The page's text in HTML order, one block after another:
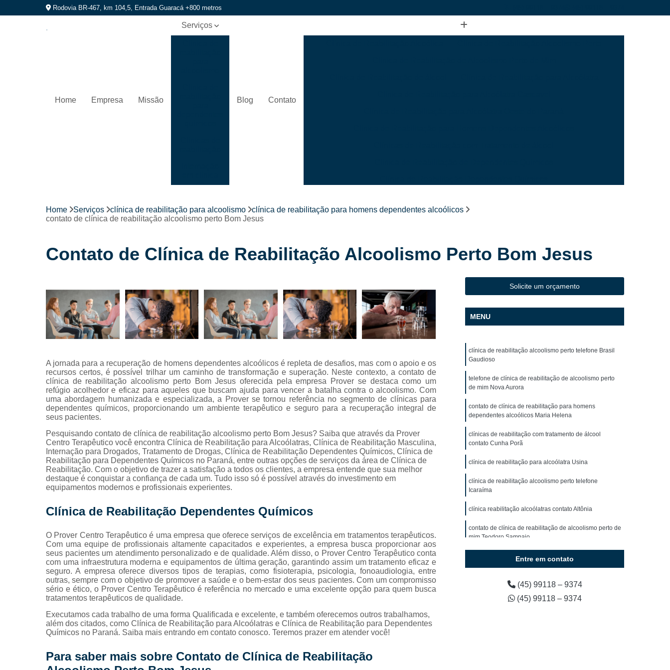
Rodovia BR-467, km 104,5, Entrada Guaracá +800 metros
Home Empresa Missão
Serviços
de
Internação
para
para
dependentes
Internação
para
drogados
Internação
para
tratamentos
Reabilitação
para
alcoólatras
Reabilitação
para
Reabilitação
para
viciados em
álcool
Tratamento
para
químicos
contra
drogas
Tratamentos
para
alcoolismo
Tratamentos
drogados
Blog Contato
Clínica de Reabilitação para Dependentes Químicos Mais Perto Cascavel
Clínica de Reabilitação para Dependentes Químicos Mais Perto Oeste do Paraná
Clínica de Reabilitação para Dependentes Químicos Perto
Clínica de Reabilitação para Dependentes Químicos Próximo
Clínica de Reabilitação para Homens Dependentes Químicos
Clínica de Reabilitação para Jovens Dependentes Químicos
Clínica de Reabilitação Química para Usuários
Clínica de Reabilitação
Clínica de Reabilitação Alcoólica com Psiquiatra
Clínica de Reabilitação com Psicóloga
Clínica de Reabilitação Masculina
Clínica de Reabilitação Oeste do Paraná
Clínica de Reabilitação para Jovens
Internação Alcoólatras em Clínica de Recuperação
Internação de Drogados em Clínica de Recuperação
Internação de Viciados em Clínica de Recuperação
Internação em Clínica de Recuperação para Jovens
Internação em Clínica de Recuperação para Jovens Cascavel
Internação em Clínica de Recuperação para Jovens Oeste do Paraná
Internação em Clínica de Recuperação para Menores
Internação em Clínica de Recuperação Particular
Internação Jovens em Clínica de Recuperação
Internação de Homens com Vício em álcool
Internação de Usuários de álcool
Internação para Alcoolatra
Internação para Alcoolatra Oeste do Paraná
Internação para Jovens Alcoólatras
Home Serviços clínica de reabilitação para alcoolismo
clínica de reabilitação para homens dependentes alcoólicos
contato de clínica de reabilitação alcoolismo perto Bom Jesus
Contato de Clínica de Reabilitação Alcoolismo Perto Bom Jesus
A jornada para a recuperação de homens dependentes alcoólicos é repleta de desafios, mas com o apoio e os
recursos certos, é possível trilhar um caminho de transformação e superação. Neste contexto, a contato de
clínica de reabilitação alcoolismo perto Bom Jesus oferecida pela empresa Prover se destaca como um
refúgio acolhedor e eficaz para aqueles que buscam ajuda para vencer a batalha contra o alcoolismo. Com
uma abordagem humanizada e especializada, a Prover se tornou referência no segmento de clínicas para
dependentes químicos, proporcionando um ambiente terapêutico e seguro para a recuperação integral de
seus pacientes.
Pesquisando contato de clínica de reabilitação alcoolismo perto Bom Jesus? Saiba que através da Prover
Centro Terapêutico você encontra Clínica de Reabilitação para Alcoólatras, Clínica de Reabilitação Masculina,
Internação para Drogados, Tratamento de Drogas, Clínica de Reabilitação Dependentes Químicos, Clínica de
Reabilitação para Dependentes Químicos no Paraná, entre outras opções de serviços da área de Clínica de
Reabilitação. Com o objetivo de trazer a satisfação a todos os clientes, a empresa entende que sua melhor
destaque é conquistar a confiança de cada um. Tudo isso só é possível através do investimento em
equipamentos modernos e profissionais experientes.
Clínica de Reabilitação Dependentes Químicos
O Prover Centro Terapêutico é uma empresa que oferece serviços de excelência em tratamentos terapêuticos.
Com uma equipe de profissionais altamente capacitados e experientes, a empresa busca proporcionar aos
seus pacientes um atendimento personalizado e de qualidade. Além disso, o Prover Centro Terapêutico conta
com uma infraestrutura moderna e equipamentos de última geração, garantindo assim um tratamento eficaz e
seguro. A empresa oferece diversos tipos de terapias, como fisioterapia, psicologia, fonoaudiologia, entre
outras, sempre com o objetivo de promover a saúde e o bem-estar dos seus pacientes. Com um compromisso
sério e ético, o Prover Centro Terapêutico é referência no mercado e uma excelente opção para quem busca
tratamentos terapêuticos de qualidade.
Executamos cada trabalho de uma forma Qualificada e excelente, e também oferecemos outros trabalhamos,
além dos citados, como Clínica de Reabilitação para Alcoólatras e Clínica de Reabilitação para Dependentes
Químicos no Paraná. Saiba mais entrando em contato conosco. Teremos prazer em atender você!
Para saber mais sobre Contato de Clínica de Reabilitação
Solicite um orçamento
MENU
clínica de reabilitação alcoolismo perto telefone Brasil
Gaudioso
telefone de clínica de reabilitação de alcoolismo perto
de mim Nova Aurora
contato de clínica de reabilitação para homens
dependentes alcoólicos Maria Helena
clínicas de reabilitação com tratamento de álcool
contato Cunha Porã
clínica de reabilitação para alcoólatra Usina
clínica de reabilitação alcoolismo perto telefone
Icaraíma
clínica reabilitação alcoólatras contato Altônia
contato de clínica de reabilitação de alcoolismo perto de
mim Teodoro Sampaio
clínica de reabilitação para homens dependentes
clínica de reabilitação alcoólica Guarujá do Sul
Entre em contato
(45) 99118 – 9374
(45) 99118 – 9374